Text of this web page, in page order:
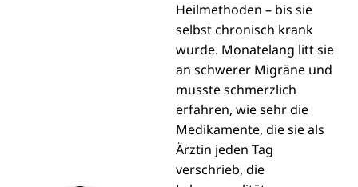
Heilmethoden – bis sie
selbst chronisch krank
wurde. Monatelang litt sie
an schwerer Migräne und
musste schmerzlich
erfahren, wie sehr die
Medikamente, die sie als
Ärztin jeden Tag
verschrieb, die